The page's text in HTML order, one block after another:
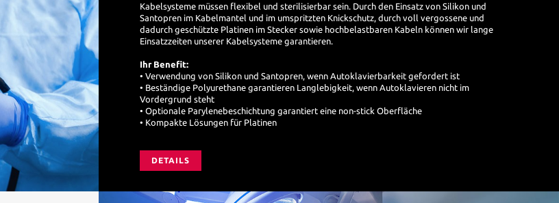
Kabelsysteme müssen flexibel und sterilisierbar sein. Durch den Einsatz von Silikon und
Santopren im Kabelmantel und im umspritzten Knickschutz, durch voll vergossene und
dadurch geschützte Platinen im Stecker sowie hochbelastbaren Kabeln können wir lange
Einsatzzeiten unserer Kabelsysteme garantieren.
Ihr Benefit:
• Verwendung von Silikon und Santopren, wenn Autoklavierbarkeit gefordert ist
• Beständige Polyurethane garantieren Langlebigkeit, wenn Autoklavieren nicht im
Vordergrund steht
• Optionale Parylenebeschichtung garantiert eine non-stick Oberfläche
• Kompakte Lösungen für Platinen
DETAILS